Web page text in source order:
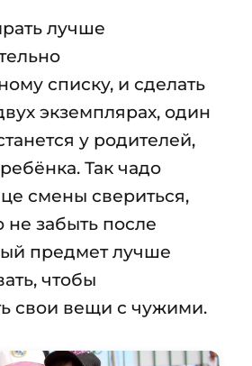
лучше
списку, и сделать
экземплярах, один
у родителей,
Так чадо
смены свериться,
не забыть после
предмет лучше
чтобы
свои вещи с чужими.